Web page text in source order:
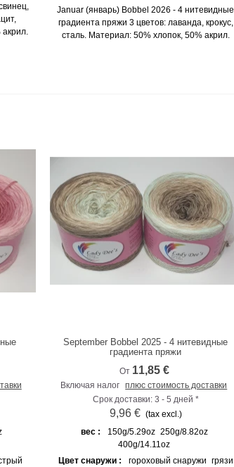
Januar (январь) Bobbel 2026 - 4 нитевидные
градиента пряжи 3 цветов: лаванда, крокус,
сталь. Материал: 50% хлопок, 50% акрил.
К сравнению
September Bobbel 2025 - 4 нитевидные
градиента пряжи
От 11,85 €
Включая налог плюс стоимость доставки
Срок доставки: 3 - 5 дней *
9,96 € (tax excl.)
вес :
150g/5.29oz 250g/8.82oz
400g/14.11oz
Цвет снаружи :
гороховый снаружи грязи